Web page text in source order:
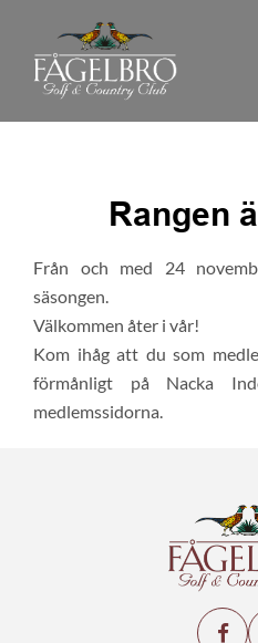
Rangen
Från och med 24
säsongen.
Välkommen åter i vår!
Kom ihåg att du som
förmånligt på Nacka
medlemssidorna.